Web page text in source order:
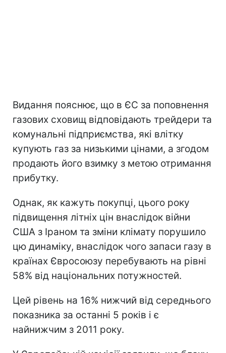
Видання пояснює, що в ЄС за поповнення
газових сховищ відповідають трейдери та
комунальні підприємства, які влітку
купують газ за низькими цінами, а згодом
продають його взимку з метою отримання
прибутку.
Однак, як кажуть покупці, цього року
підвищення літніх цін внаслідок війни
США з Іраном та зміни клімату порушило
цю динаміку, внаслідок чого запаси газу в
країнах Євросоюзу перебувають на рівні
58% від національних потужностей.
Цей рівень на 16% нижчий від середнього
показника за останні 5 років і є
найнижчим з 2011 року.